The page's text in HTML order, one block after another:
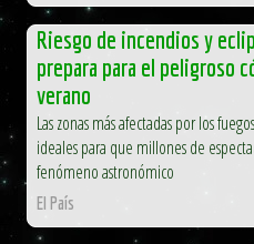
Riesgo de incendios y
prepara para el peligroso
verano
Las zonas más afectadas por los
ideales para que millones de
fenómeno astronómico
El País